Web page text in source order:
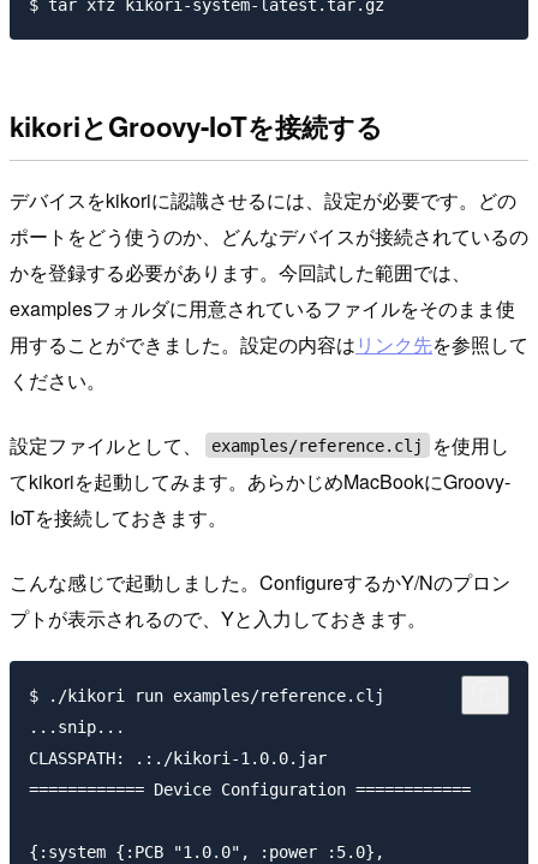
kikoriとGroovy-IoTを接続する
デバイスをkikoriに認識させるには、設定が必要です。どの
ポートをどう使うのか、どんなデバイスが接続されているの
かを登録する必要があります。今回試した範囲では、
examplesフォルダに用意されているファイルをそのまま使
用することができました。設定の内容はリンク先を参照して
ください。
設定ファイルとして、 examples/reference.clj
を使用し
てkikoriを起動してみます。あらかじめMacBookにGroovy-
IoTを接続しておきます。
こんな感じで起動しました。ConfigureするかY/Nのプロン
プトが表示されるので、Yと入力しておきます。
$ ./kikori run examples/reference.clj
...snip...
CLASSPATH: .:./kikori-1.0.0.jar
============ Device Configuration ============
{:system {:PCB "1.0.0", :power :5.0},